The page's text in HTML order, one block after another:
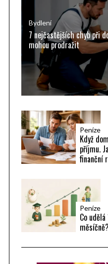
:
Bydlení
7 nejčastějších chyb při
mohou prodražit
Peníze
Když
příjmu.
finanční
Peníze
Co